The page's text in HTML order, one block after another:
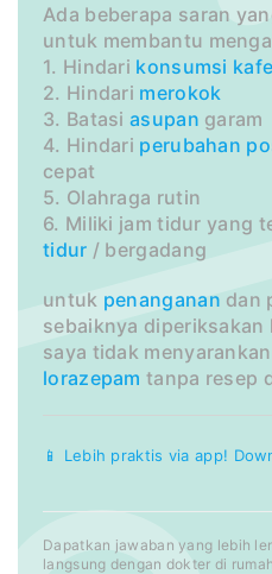
Ada beberapa saran
untuk membantu
1. Hindari konsumsi
2. Hindari merokok
3. Batasiasupan garam
4. Hindari perubahan
cepat
5. Olahraga rutin
6. Miliki jam tidur yang
tidur / bergadang
untuk penanganan dan
sebaiknya diperiksakan
saya tidak menyarankan
lorazepam tanpa resep
📱 Lebih praktis via app!
Dapatkan jawaban yang lebih
langsung dengan dokter di